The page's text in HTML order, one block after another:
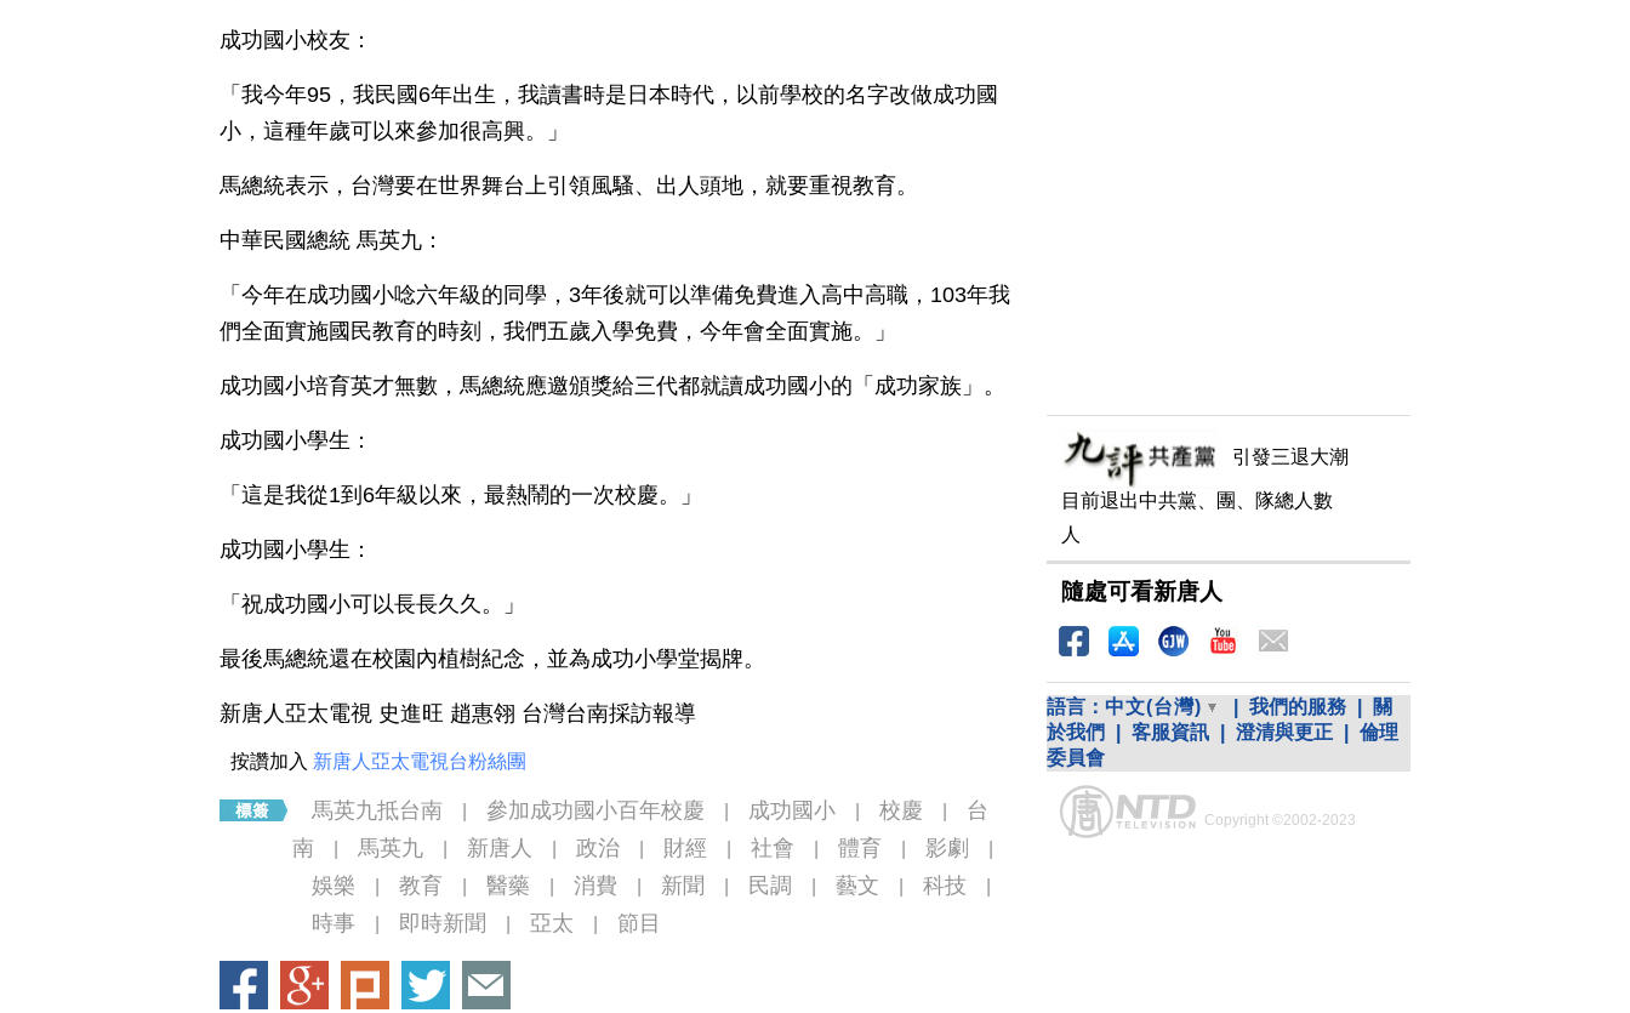
成功國小校友：
「我今年95，我民國6年出生，我讀書時是日本時代，以前學校的名字改做成功國
小，這種年歲可以來參加很高興。」
馬總統表示，台灣要在世界舞台上引領風騷、出人頭地，就要重視教育。
中華民國總統 馬英九：
「今年在成功國小唸六年級的同學，3年後就可以準備免費進入高中高職，103年我
們全面實施國民教育的時刻，我們五歲入學免費，今年會全面實施。」
成功國小培育英才無數，馬總統應邀頒獎給三代都就讀成功國小的「成功家族」。
成功國小學生：
「這是我從1到6年級以來，最熱鬧的一次校慶。」
成功國小學生：
「祝成功國小可以長長久久。」
最後馬總統還在校園內植樹紀念，並為成功小學堂揭牌。
新唐人亞太電視 史進旺 趙惠翎 台灣台南採訪報導
按讚加入 新唐人亞太電視台粉絲團
馬英九抵台南 參加成功國小百年校慶 成功國小 校慶
台
南
馬英九 新唐人 政治 財經 社會 體育 影劇
娛樂 教育 醫藥 消費 新聞 民調 藝文 科技
時事 即時新聞 亞太 節目
引發三退大潮
目前退出中共黨、團、隊總人數
人
隨處可看新唐人
語言： 中文(台灣) 我們的服務
關
於我們
客服資訊 澄清與更正
倫理
委員會
Copyright ©2002-2023